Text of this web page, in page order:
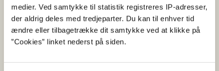
medier. Ved samtykke til statistik registreres IP-adresser,
der aldrig deles med tredjeparter. Du kan til enhver tid
ændre eller tilbagetrække dit samtykke ved at klikke på
”Cookies” linket nederst på siden.
Læs Dyrevelfærdsrapporten 2024 her.
Fakta